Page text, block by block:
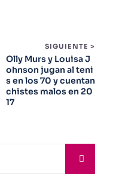
SIGUIENTE >
Olly Murs y Louisa J
ohnson jugan al teni
s en los 70 y cuentan
chistes malos en 20
17